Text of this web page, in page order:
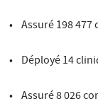
• Assuré 198
• Déployé 14
• Assuré 8 026